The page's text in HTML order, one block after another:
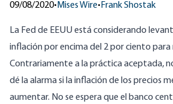
09/08/2020• Mises Wire• Frank Shostak
La Fed de EEUU está considerando
inflación por encima del 2 por ciento
Contrariamente a la práctica aceptada,
dé la alarma si la inflación de los precios
aumentar. No se espera que el banco